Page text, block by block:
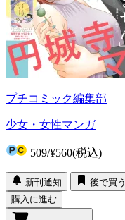
プチコミック編集部
少女・女性マンガ
509/¥560(税込)
新刊通知
後で買う
購入に進む